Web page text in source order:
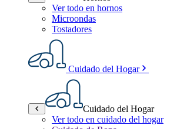
Ver todo en hornos
Microondas
Tostadores
Cuidado del Hogar
Cuidado del Hogar
Ver todo en cuidado del hogar